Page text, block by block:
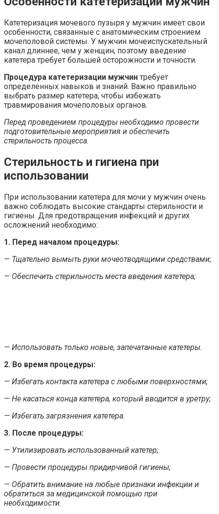
Катетеризация мочевого пузыря у мужчин имеет свои
особенности, связанные с анатомическим строением
мочеполовой системы. У мужчин мочеиспускательный
канал длиннее, чем у женщин, поэтому введение
катетера требует большей осторожности и точности.
Процедура катетеризации мужчин требует
определенных навыков и знаний. Важно правильно
выбрать размер катетера, чтобы избежать
травмирования мочеполовых органов.
Перед проведением процедуры необходимо провести
подготовительные мероприятия и обеспечить
стерильность процесса.
Стерильность и гигиена при
использовании
При использовании катетера для мочи у мужчин очень
важно соблюдать высокие стандарты стерильности и
гигиены. Для предотвращения инфекций и других
осложнений необходимо:
1. Перед началом процедуры:
— Тщательно вымыть руки мочеотводящими средствами;
— Обеспечить стерильность места введения катетера;
— Использовать только новые, запечатанные катетеры.
2. Во время процедуры:
— Избегать контакта катетера с любыми поверхностями;
— Не касаться конца катетера, который вводится в уретру;
— Избегать загрязнения катетера.
3. После процедуры:
— Утилизировать использованный катетер;
— Провести процедуры придирчивой гигиены;
— Обратить внимание на любые признаки инфекции и
обратиться за медицинской помощью при
необходимости.